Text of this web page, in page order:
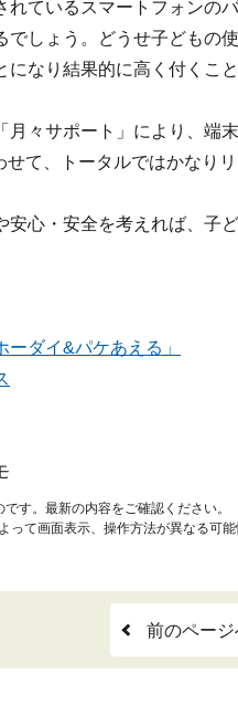
れているスマートフォンの
でしょう。どうせ子どもの
になり結果的に高く付くこ
月々サポート」により、端
せて、トータルではかなり
安心・安全を考えれば、子
ダイ&パケあえる」
す。最新の内容をご確認ください。
て画面表示、操作方法が異なる可能
前のページ